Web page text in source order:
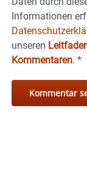
Informationen
unseren
Kommentaren. *